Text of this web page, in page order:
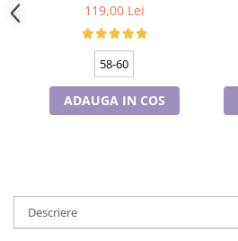
Cadouri pentru Doctori
Cadouri pentru Sfânta Maria
captuseala din polar,
culoare gri
119,00 Lei
58-60
ADAUGA IN COS
Descriere